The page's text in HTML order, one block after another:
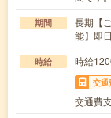
期間
長期【
能】即
時給 時給
交通
交通費